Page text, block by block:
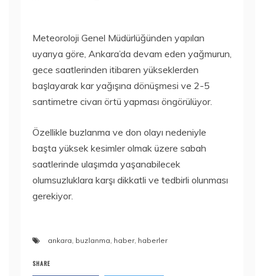
Meteoroloji Genel Müdürlüğünden yapılan
uyarıya göre, Ankara’da devam eden yağmurun,
gece saatlerinden itibaren yükseklerden
başlayarak kar yağışına dönüşmesi ve 2-5
santimetre civarı örtü yapması öngörülüyor.
Özellikle buzlanma ve don olayı nedeniyle
başta yüksek kesimler olmak üzere sabah
saatlerinde ulaşımda yaşanabilecek
olumsuzluklara karşı dikkatli ve tedbirli olunması
gerekiyor.
ankara, buzlanma, haber, haberler
SHARE